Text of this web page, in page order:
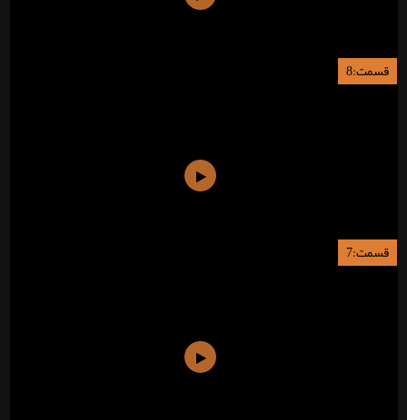
قسمت:8
قسمت:7